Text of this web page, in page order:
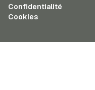
Confidentialité
Cookies